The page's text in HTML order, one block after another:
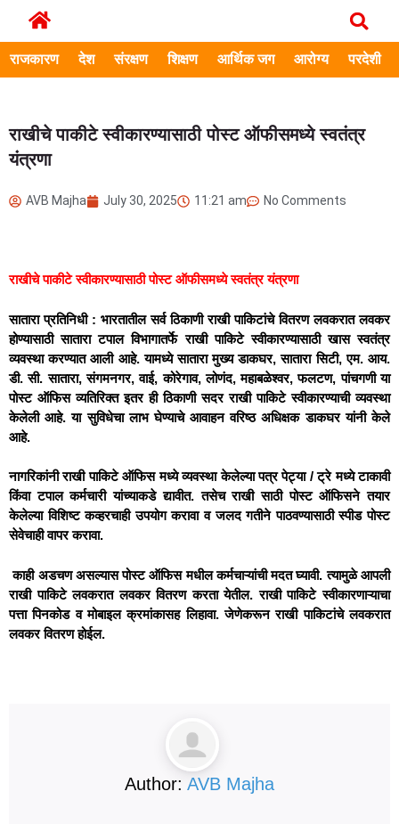
राजकारण देश संरक्षण शिक्षण आर्थिक जग आरोग्य परदेशी
राखीचे पाकीटे स्वीकारण्‍यासाठी पोस्ट ऑफीसमध्ये स्वतंत्र
यंत्रणा
AVB Majha July 30, 2025 11:21 am No Comments
राखीचे पाकीटे स्वीकारण्‍यासाठी पोस्ट ऑफीसमध्ये स्वतंत्र यंत्रणा
सातारा प्रतिनिधी : भारतातील सर्व ठिकाणी राखी पाकिटांचे वितरण लवकरात लवकर
होण्यासाठी सातारा टपाल विभागातर्फे राखी पाकिटे स्वीकारण्यासाठी खास स्वतंत्र
व्यवस्था करण्यात आली आहे. यामध्ये सातारा मुख्य डाकघर, सातारा सिटी, एम. आय.
डी. सी. सातारा, संगमनगर, वाई, कोरेगाव, लोणंद, महाबळेश्वर, फलटण, पांचगणी या
पोस्ट ऑफिस व्यतिरिक्त इतर ही ठिकाणी सदर राखी पाकिटे स्वीकारण्याची व्यवस्था
केलेली आहे. या सुविधेचा लाभ घेण्याचे आवाहन वरिष्ठ अधिक्षक डाकघर यांनी केले
आहे.
नागरिकांनी राखी पाकिटे ऑफिस मध्ये व्यवस्था केलेल्या पत्र पेट्या / ट्रे मध्ये टाकावी
किंवा टपाल कर्मचारी यांच्याकडे द्यावीत. तसेच राखी साठी पोस्ट ऑफिसने तयार
केलेल्या विशिष्ट कव्हरचाही उपयोग करावा व जलद गतीने पाठवण्यासाठी स्पीड पोस्ट
सेवेचाही वापर करावा.
काही अडचण असल्यास पोस्ट ऑफिस मधील कर्मचाऱ्यांची मदत घ्यावी. त्यामुळे आपली
राखी पाकिटे लवकरात लवकर वितरण करता येतील. राखी पाकिटे स्वीकारणाऱ्याचा
पत्ता पिनकोड व मोबाइल क्रमांकासह लिहावा. जेणेकरून राखी पाकिटांचे लवकरात
लवकर वितरण होईल.
Author: AVB Majha